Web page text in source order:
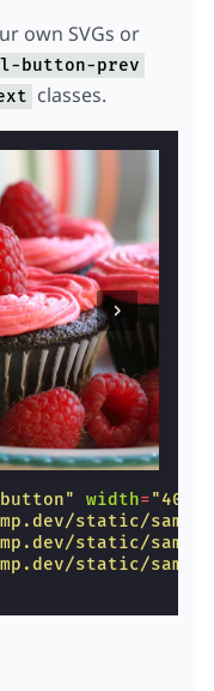
own SVGs or
button-prev
classes.
width="400"
static/
static/
static/